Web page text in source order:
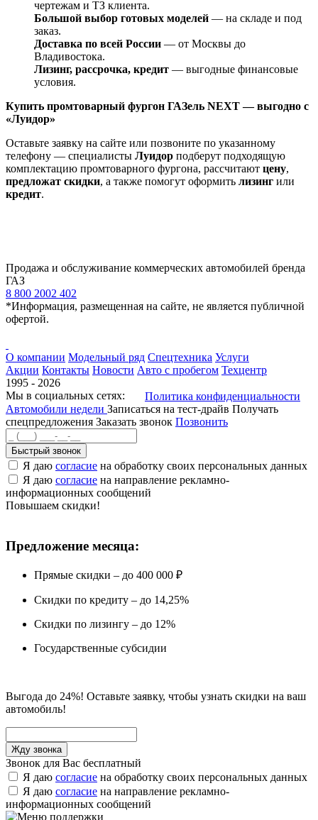
чертежам и ТЗ клиента.
Большой выбор готовых моделей — на складе и под
заказ.
Доставка по всей России — от Москвы до
Владивостока.
Лизинг, рассрочка, кредит — выгодные финансовые
условия.
Купить промтоварный фургон ГАЗель NEXT — выгодно с
«Луидор»
Оставьте заявку на сайте или позвоните по указанному
телефону — специалисты Луидор подберут подходящую
комплектацию промтоварного фургона, рассчитают цену,
предложат скидки, а также помогут оформить лизинг или
кредит.
Продажа и обслуживание коммерческих автомобилей бренда
ГАЗ
8 800 2002 402
*Информация, размещенная на сайте, не является публичной
офертой.
О компании Модельный ряд Спецтехника Услуги
Акции Контакты Новости Авто с пробегом Техцентр
1995 - 2026
Мы в социальных сетях:
Политика конфиденциальности
Автомобили недели Записаться на тест-драйв Получать
спецпредложения Заказать звонок Позвонить
Быстрый звонок
Я даю согласие на обработку своих персональных данных
Я даю согласие на направление рекламно-
информационных сообщений
Повышаем скидки!
Предложение месяца:
Прямые скидки – до 400 000 ₽
Скидки по кредиту – до 14,25%
Скидки по лизингу – до 12%
Государственные субсидии
Выгода до 24%! Оставьте заявку, чтобы узнать скидки на ваш
автомобиль!
Звонок для Вас бесплатный
Я даю согласие на обработку своих персональных данных
Я даю согласие на направление рекламно-
информационных сообщений